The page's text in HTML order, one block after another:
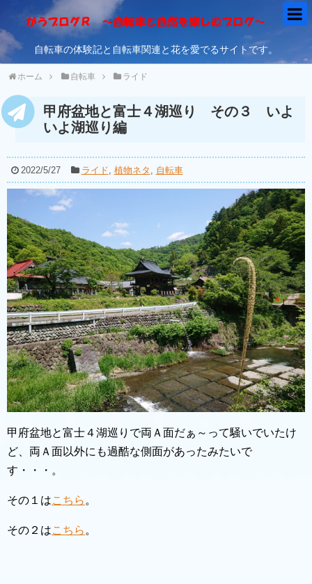
自転車の体験記と自転車関連と花を愛でるサイトです。
ホーム 自転車 ライド
甲府盆地と富士４湖巡り その３ いよ
いよ湖巡り編
2022/5/27 ライド, 植物ネタ , 自転車
甲府盆地と富士４湖巡りで両Ａ面だぁ～って騒いでいたけ
ど、両Ａ面以外にも過酷な側面があったみたいで
す・・・。
その１はこちら 。
その２はこちら 。